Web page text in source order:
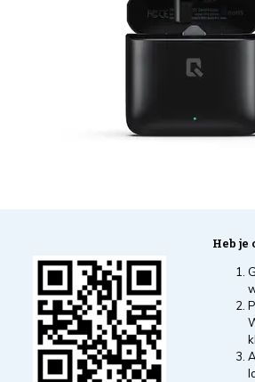
Heb je